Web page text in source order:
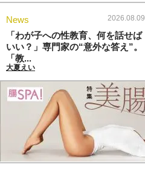
News 2026.08.09
「わが子への性教育、何を話せば
いい？」専門家の“意外な答え”。
「教...
大夏えい